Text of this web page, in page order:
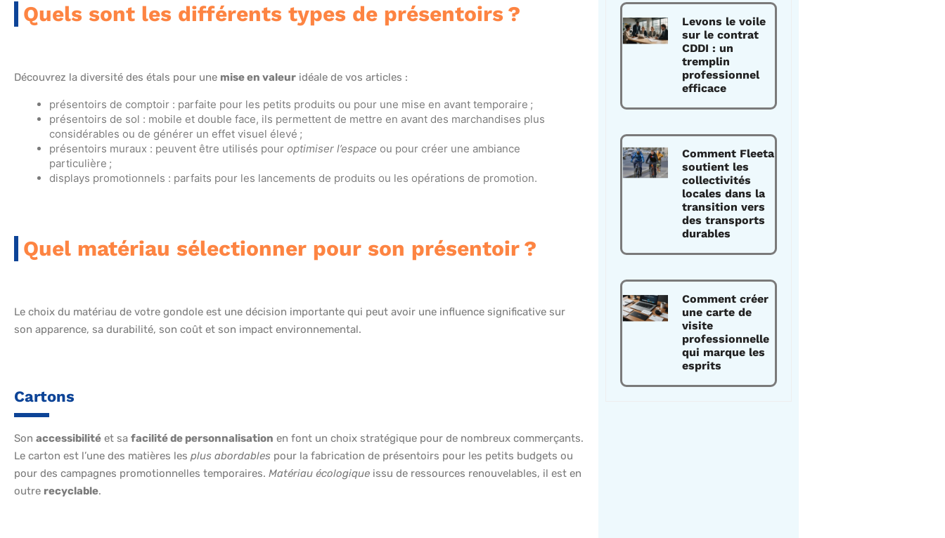
Quels sont les différents types de présentoirs ?
Découvrez la diversité des étals pour une mise en valeur idéale de vos articles :
présentoirs de comptoir : parfaite pour les petits produits ou pour une mise en avant temporaire ;
présentoirs de sol : mobile et double face, ils permettent de mettre en avant des marchandises plus
considérables ou de générer un effet visuel élevé ;
présentoirs muraux : peuvent être utilisés pour optimiser l’espace ou pour créer une ambiance
particulière ;
displays promotionnels : parfaits pour les lancements de produits ou les opérations de promotion.
Quel matériau sélectionner pour son présentoir ?
Le choix du matériau de votre gondole est une décision importante qui peut avoir une influence significative sur
son apparence, sa durabilité, son coût et son impact environnemental.
Cartons
Son accessibilité et sa facilité de personnalisation en font un choix stratégique pour de nombreux commerçants.
Le carton est l’une des matières les plus abordables pour la fabrication de présentoirs pour les petits budgets ou
pour des campagnes promotionnelles temporaires. Matériau écologique issu de ressources renouvelables, il est en
outre recyclable.
Levons le voile
sur le contrat
CDDI : un
tremplin
professionnel
efficace
Comment Fleeta
soutient les
collectivités
locales dans la
transition vers
des transports
durables
Comment créer
une carte de
visite
professionnelle
qui marque les
esprits